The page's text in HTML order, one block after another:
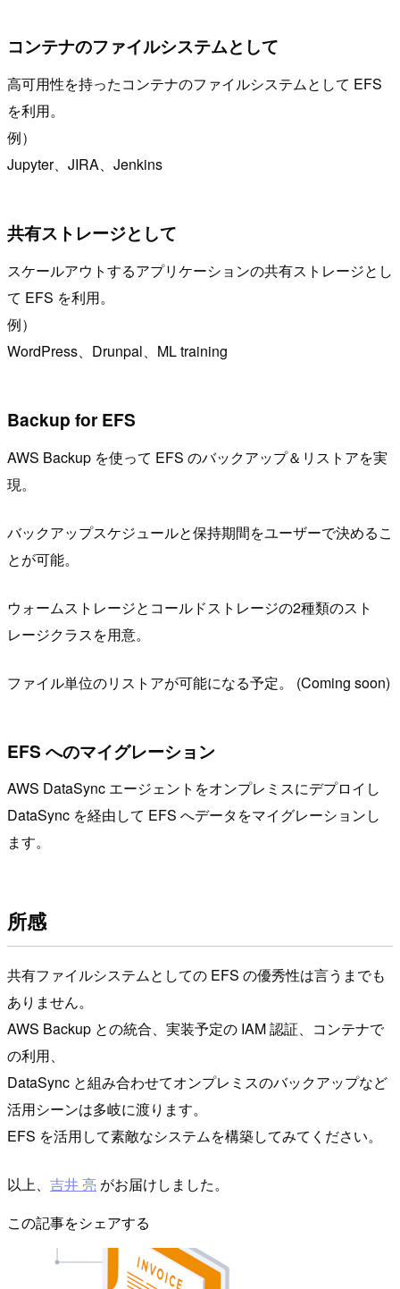
コンテナのファイルシステムとして
高可用性を持ったコンテナのファイルシステムとして EFS
を利用。
例）
Jupyter、JIRA、Jenkins
共有ストレージとして
スケールアウトするアプリケーションの共有ストレージとし
て EFS を利用。
例）
WordPress、Drunpal、ML training
Backup for EFS
AWS Backup を使って EFS のバックアップ＆リストアを実
現。
バックアップスケジュールと保持期間をユーザーで決めるこ
とが可能。
ウォームストレージとコールドストレージの2種類のスト
レージクラスを用意。
ファイル単位のリストアが可能になる予定。 (Coming soon)
EFS へのマイグレーション
AWS DataSync エージェントをオンプレミスにデプロイし
DataSync を経由して EFS へデータをマイグレーションし
ます。
所感
共有ファイルシステムとしての EFS の優秀性は言うまでも
ありません。
AWS Backup との統合、実装予定の IAM 認証、コンテナで
の利用、
DataSync と組み合わせてオンプレミスのバックアップなど
活用シーンは多岐に渡ります。
EFS を活用して素敵なシステムを構築してみてください。
以上、 吉井 亮 がお届けしました。
この記事をシェアする